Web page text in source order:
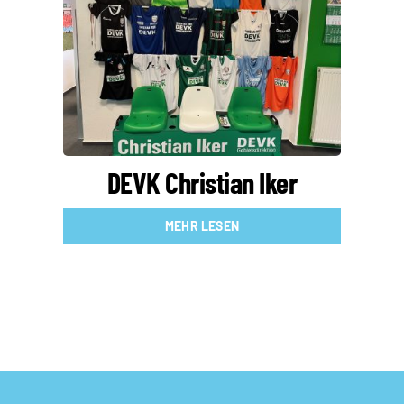
DEVK Christian Iker
MEHR LESEN